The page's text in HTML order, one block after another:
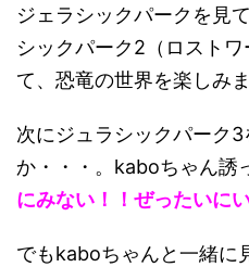
ジェラシックパークを見
シックパーク2（ロスト
て、恐竜の世界を楽しみま
次にジュラシックパーク3
か・・・。kaboちゃん誘
にみない！！ぜったいに
でもkaboちゃんと一緒に